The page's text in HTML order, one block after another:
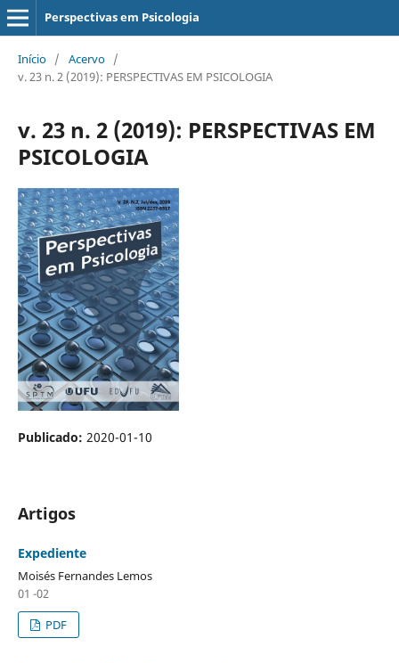
Perspectivas em Psicologia
Início / Acervo /
v. 23 n. 2 (2019): PERSPECTIVAS EM PSICOLOGIA
v. 23 n. 2 (2019): PERSPECTIVAS EM
PSICOLOGIA
Publicado: 2020-01-10
Artigos
Expediente
Moisés Fernandes Lemos
01 -02
PDF